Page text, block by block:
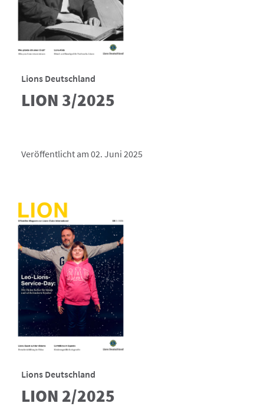
Lions Deutschland
LION 3/2025
Veröffentlicht am 02. Juni 2025
Lions Deutschland
LION 2/2025